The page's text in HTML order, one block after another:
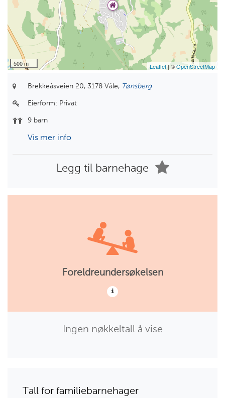
500 m Leaflet | ©OpenStreetMap
Brekkeåsveien 20, 3178 Våle, Tønsberg
Eierform: Privat
9 barn
Vis mer info
Legg til barnehage
Foreldreundersøkelsen
Ingen nøkkeltall å vise
Tall for familiebarnehager